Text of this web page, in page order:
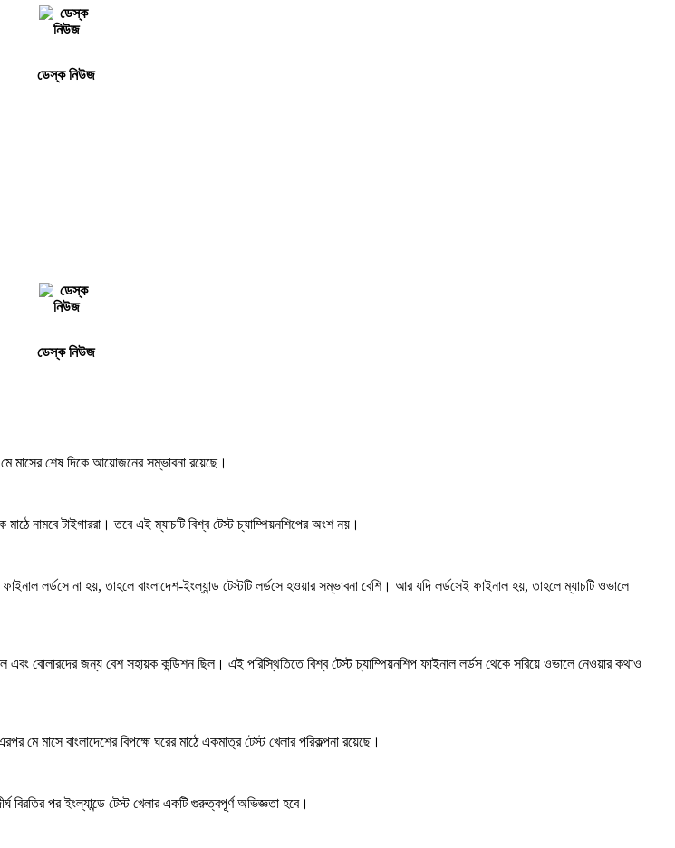
ডেস্ক নিউজ
ডেস্ক নিউজ
মাসের শেষ দিকে আয়োজনের সম্ভাবনা রয়েছে।
নামবে টাইগাররা। তবে এই ম্যাচটি বিশ্ব টেস্ট চ্যাম্পিয়নশিপের অংশ নয়।
লর্ডসে না হয়, তাহলে বাংলাদেশ-ইংল্যান্ড টেস্টটি লর্ডসে হওয়ার সম্ভাবনা বেশি। আর যদি লর্ডসেই ফাইনাল হয়, তাহলে ম্যাচটি ওভালে
এবং বোলারদের জন্য বেশ সহায়ক কন্ডিশন ছিল। এই পরিস্থিতিতে বিশ্ব টেস্ট চ্যাম্পিয়নশিপ ফাইনাল লর্ডস থেকে সরিয়ে ওভালে নেওয়ার কথাও
মে মাসে বাংলাদেশের বিপক্ষে ঘরের মাঠে একমাত্র টেস্ট খেলার পরিকল্পনা রয়েছে।
পর ইংল্যান্ডে টেস্ট খেলার একটি গুরুত্বপূর্ণ অভিজ্ঞতা হবে।